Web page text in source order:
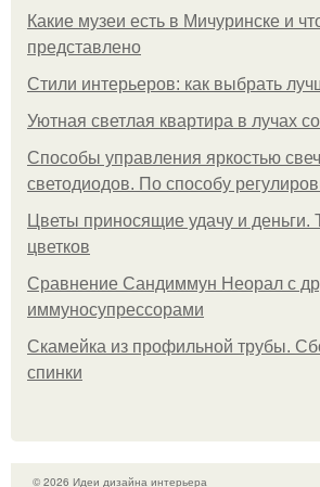
Какие музеи есть в Мичуринске и
представлено
Стили интерьеров: как выбрать
Уютная светлая квартира в лучах
Способы управления яркостью
светодиодов. По способу
Цветы приносящие удачу и
цветков
Сравнение Сандиммун Неорал с
иммуносупрессорами
Скамейка из профильной трубы.
спинки
© 2026 Идеи дизайна интерьера